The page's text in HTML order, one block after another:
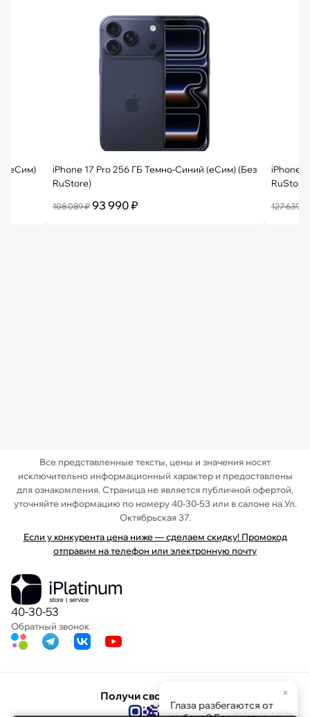
+ еСим)
iPhone 17 Pro 256 ГБ Темно-Синий (еСим) (Без
RuStore)
108 089 ₽ 93 990 ₽
iPhone
RuStore)
127 639 ₽
Все представленные тексты, цены и значения носят
исключительно информационный характер и предоставлены
для ознакомления. Страница не является публичной офертой,
уточняйте информацию по номеру 40-30-53 или в салоне на Ул.
Октябрьская 37.
Если у конкурента цена ниже — сделаем скидку! Промокод
отправим на телефон или электронную почту
40-30-53
Обратный звонок
Получи свою скидку ×
Глаза разбегаются от